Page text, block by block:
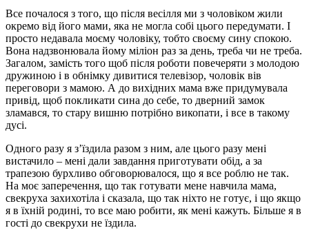
Все почалося з того, що після весілля ми з чоловіком жили
окремо від його мами, яка не могла собі цього передумати. І
просто недавала моєму чоловіку, тобто своєму сину спокою.
Вона надзвонювала йому міліон раз за день, треба чи не треба.
Загалом, замість того щоб після роботи повечеряти з молодою
дружиною і в обнімку дивитися телевізор, чоловік вів
переговори з мамою. А до вихідних мама вже придумувала
привід, щоб покликати сина до себе, то дверний замок
зламався, то стару вишню потрібно викопати, і все в такому
дусі.
Одного разу я з’їздила разом з ним, але цього разу мені
вистачило – мені дали завдання приготувати обід, а за
трапезою бурхливо обговорювалося, що я все роблю не так.
На моє заперечення, що так готувати мене навчила мама,
свекруха захихотіла і сказала, що так ніхто не готує, і що якщо
я в їхній родині, то все маю робити, як мені кажуть. Більше я в
гості до свекрухи не їздила.